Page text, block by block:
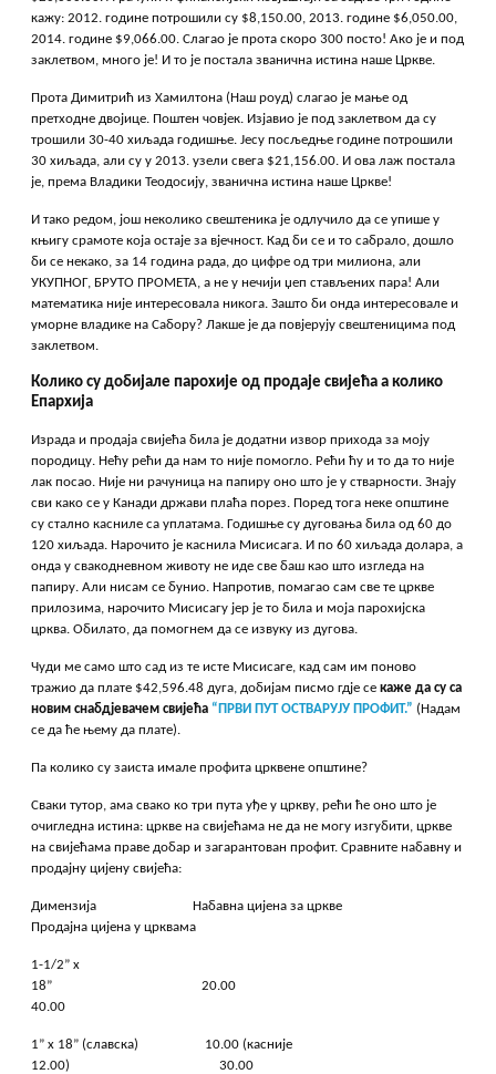
кажу: 2012. године потрошили су $8,150.00, 2013. године $6,050.00,
2014. године $9,066.00. Слагао је прота скоро 300 посто! Ако је и под
заклетвом, много је! И то је постала званична истина наше Цркве.
Прота Димитрић из Хамилтона (Наш роуд) слагао је мање од
претходне двојице. Поштен човјек. Изјавио је под заклетвом да су
трошили 30-40 хиљада годишње. Јесу посљедње године потрошили
30 хиљада, али су у 2013. узели свега $21,156.00. И ова лаж постала
је, према Владики Теодосију, званична истина наше Цркве!
И тако редом, још неколико свештеника је одлучило да се упише у
књигу срамоте која остаје за вјечност. Кад би се и то сабрало, дошло
би се некако, за 14 година рада, до цифре од три милиона, али
УКУПНОГ, БРУТО ПРОМЕТА, а не у нечији џеп стављених пара! Али
математика није интересовала никога. Зашто би онда интересовале и
уморне владике на Сабору? Лакше је да повјерују свештеницима под
заклетвом.
Колико су добијале парохије од продаје свијећа а колико
Епархија
Израда и продаја свијећа била је додатни извор прихода за моју
породицу. Нећу рећи да нам то није помогло. Рећи ћу и то да то није
лак посао. Није ни рачуница на папиру оно што је у стварности. Знају
сви како се у Канади држави плаћа порез. Поред тога неке општине
су стално касниле са уплатама. Годишње су дуговања била од 60 до
120 хиљада. Нарочито је каснила Мисисага. И по 60 хиљада долара, а
онда у свакодневном животу не иде све баш као што изгледа на
папиру. Али нисам се бунио. Напротив, помагао сам све те цркве
прилозима, нарочито Мисисагу јер је то била и моја парохијска
црква. Обилато, да помогнем да се извуку из дугова.
Чуди ме само што сад из те исте Мисисаге, кад сам им поново
тражио да плате $42,596.48 дуга, добијам писмо гдје секаже да су са
новимснабдјевачем свијећа “ ПРВИ ПУТ ОСТВАРУЈУ ПРОФИТ.” (Надам
се да ће њему да плате).
Па колико су заиста имале профита црквене општине?
Сваки тутор, ама свако ко три пута уђе у цркву, рећи ће оно што је
очигледна истина: цркве на свијећама не да не могу изгубити, цркве
на свијећама праве добар и загарантован профит. Сравните набавну и
продајну цијену свијећа:
Димензија Набавна цијена за цркве
Продајна цијена у црквама
1-1/2” x
18” 20.00
40.00
1” x 18” (славска) 10.00 (касније
12.00) 30.00